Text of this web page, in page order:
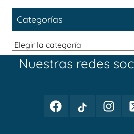
Categorías
Categorías
Nuestras redes
Facebook
Periodismo
TikTok
Periodismo